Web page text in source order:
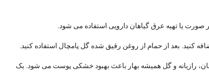
یا تهیه عرق گیاهان دارویی استفاده می شود.
رازیانه و گل همیشه بهار باعث بهبود خشکی پوست می شود. یک